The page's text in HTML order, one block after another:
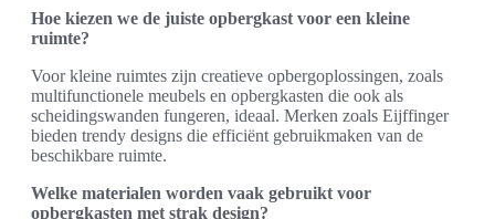
Hoe kiezen we de juiste opbergkast voor een kleine
ruimte?
Voor kleine ruimtes zijn creatieve opbergoplossingen, zoals
multifunctionele meubels en opbergkasten die ook als
scheidingswanden fungeren, ideaal. Merken zoals Eijffinger
bieden trendy designs die efficiënt gebruikmaken van de
beschikbare ruimte.
Welke materialen worden vaak gebruikt voor
opbergkasten met strak design?